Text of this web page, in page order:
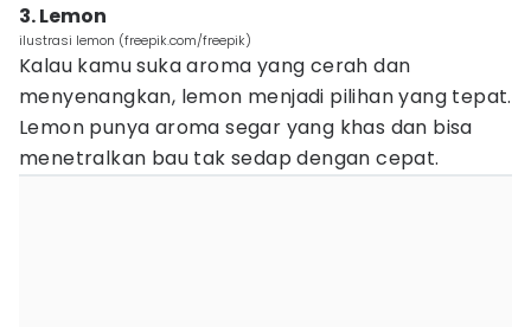
3. Lemon
ilustrasi lemon (freepik.com/freepik)
Kalau kamu suka aroma yang cerah dan
menyenangkan, lemon menjadi pilihan yang tepat.
Lemon punya aroma segar yang khas dan bisa
menetralkan bau tak sedap dengan cepat.